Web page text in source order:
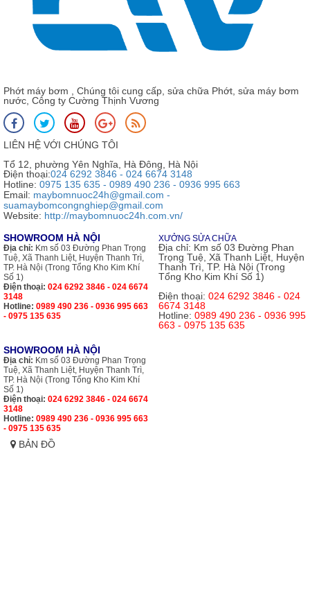
Phớt máy bơm , Chúng tôi cung cấp, sửa chữa Phớt, sửa máy bơm
nước, Công ty Cường Thịnh Vương
LIÊN HỆ VỚI CHÚNG TÔI
Tổ 12, phường Yên Nghĩa, Hà Đông, Hà Nội
Điện thoại:024 6292 3846 - 024 6674 3148
Hotline: 0975 135 635 - 0989 490 236 - 0936 995 663
Email: maybomnuoc24h@gmail.com -
suamaybomcongnghiep@gmail.com
Website: http://maybomnuoc24h.com.vn/
SHOWROOM HÀ NỘI
Địa chỉ: Km số 03 Đường Phan Trọng
Tuệ, Xã Thanh Liệt, Huyện Thanh Trì,
TP. Hà Nội (Trong Tổng Kho Kim Khí
Số 1)
Điện thoại: 024 6292 3846 - 024 6674
3148
Hotline: 0989 490 236 - 0936 995 663
- 0975 135 635
XƯỞNG SỬA CHỮA
Địa chỉ: Km số 03 Đường Phan
Trọng Tuệ, Xã Thanh Liệt, Huyện
Thanh Trì, TP. Hà Nội (Trong
Tổng Kho Kim Khí Số 1)
Điện thoại: 024 6292 3846 - 024
6674 3148
Hotline: 0989 490 236 - 0936 995
663 - 0975 135 635
SHOWROOM HÀ NỘI
Địa chỉ: Km số 03 Đường Phan Trọng
Tuệ, Xã Thanh Liệt, Huyện Thanh Trì,
TP. Hà Nội (Trong Tổng Kho Kim Khí
Số 1)
Điện thoại: 024 6292 3846 - 024 6674
3148
Hotline: 0989 490 236 - 0936 995 663
- 0975 135 635
BẢN ĐỒ